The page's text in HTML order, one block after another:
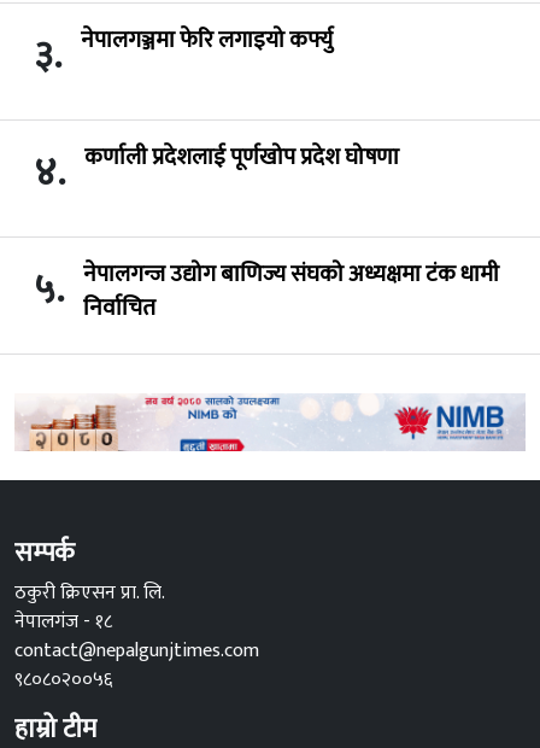
३. नेपालगञ्जमा फेरि लगाइयो कर्फ्यु
४. कर्णाली प्रदेशलाई पूर्णखोप प्रदेश घोषणा
५. नेपालगन्ज उद्योग बाणिज्य संघको अध्यक्षमा टंक धामी
निर्वाचित
सम्पर्क
ठकुरी क्रिएसन प्रा. लि.
नेपालगंज - १८
contact@nepalgunjtimes.com
९८०८०२००५६
हाम्रो टीम